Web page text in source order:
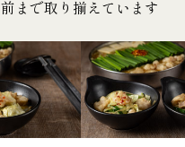
まで取り揃えています